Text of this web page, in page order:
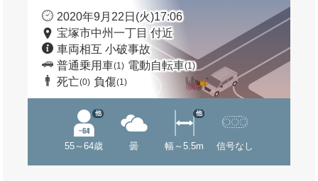
2020年9月22日(火)17:06
宝塚市中州一丁目 付近
車両相互 小破事故
普通乗用車(1) 電動自転車(1)
死亡(0) 負傷(1)
55～64歳
他
曇 幅～5.5m
他
信号なし